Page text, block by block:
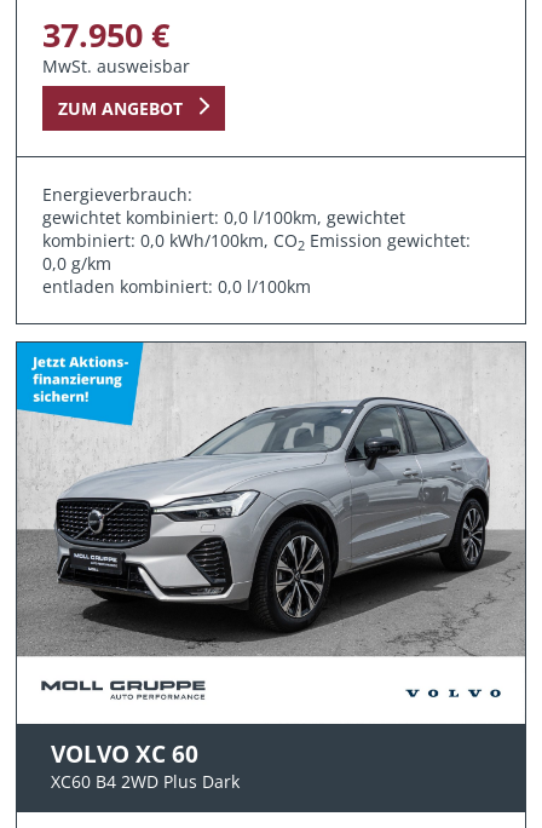
37.950 €
MwSt. ausweisbar
ZUM ANGEBOT
Energieverbrauch:
gewichtet kombiniert: 0,0 l/100km, gewichtet
kombiniert: 0,0 kWh/100km, CO2 Emission gewichtet:
0,0 g/km
entladen kombiniert: 0,0 l/100km
VOLVO XC 60
XC60 B4 2WD Plus Dark